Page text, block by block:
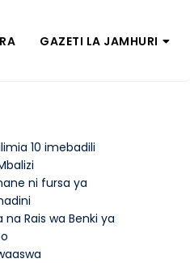
GAZETI LA JAMHURI
10 imebadili
ni fursa ya
Rais wa Benki ya